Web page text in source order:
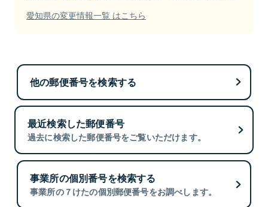
愛知県の変更情報一覧 はこちら
他の郵便番号を検索する
最近検索した郵便番号
過去に検索した郵便番号をご覧いただけます。
事業所の個別番号を検索する
事業所の７けたの個別郵便番号をお調べします。